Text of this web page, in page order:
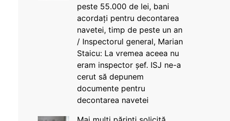
peste 55.000 de lei, bani
acordați pentru decontarea
navetei, timp de peste un an
/ Inspectorul general, Marian
Staicu: La vremea aceea nu
eram inspector șef. ISJ ne-a
cerut să depunem
documente pentru
decontarea navetei